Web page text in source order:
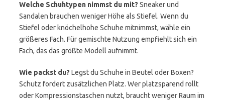
Welche Schuhtypen nimmst du mit? Sneaker und
Sandalen brauchen weniger Höhe als Stiefel. Wenn du
Stiefel oder knöchelhohe Schuhe mitnimmst, wähle ein
größeres Fach. Für gemischte Nutzung empfiehlt sich ein
Fach, das das größte Modell aufnimmt.
Wie packst du? Legst du Schuhe in Beutel oder Boxen?
Schutz fordert zusätzlichen Platz. Wer platzsparend rollt
oder Kompressionstaschen nutzt, braucht weniger Raum im